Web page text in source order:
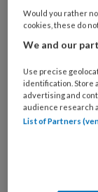
Would you rather
cookies, these do
We and our
Use precise
identification. Store
advertising and
audience research
List of Partners